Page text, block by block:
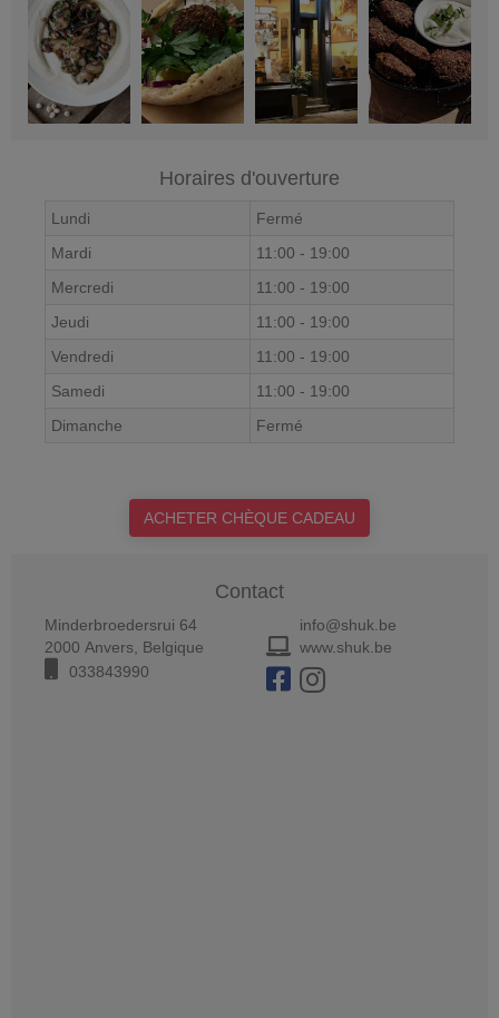
Horaires d'ouverture
Lundi
Fermé
Mardi
11:00 - 19:00
Mercredi
11:00 - 19:00
Jeudi
11:00 - 19:00
Vendredi
11:00 - 19:00
Samedi
11:00 - 19:00
Dimanche
Fermé
ACHETER CHÈQUE CADEAU
Contact
Minderbroedersrui 64
2000 Anvers
Belgique
033843990
info@shuk.be
www.shuk.be